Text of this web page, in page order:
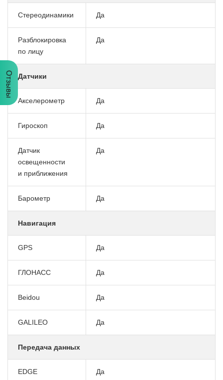
Стереодинамики Да
Разблокировка
по лицу
Да
Датчики
Акселерометр Да
Гироскоп Да
Датчик
освещенности
и приближения
Да
Барометр Да
Навигация
GPS Да
ГЛОНАСС Да
Beidou Да
GALILEO Да
Передача данных
EDGE Да
Отзывы